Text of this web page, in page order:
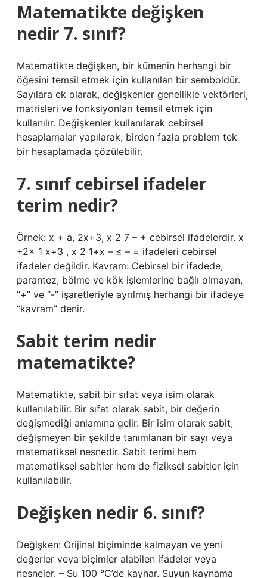
Matematikte değişken
nedir 7. sınıf?
Matematikte değişken, bir kümenin herhangi bir
öğesini temsil etmek için kullanılan bir semboldür.
Sayılara ek olarak, değişkenler genellikle vektörleri,
matrisleri ve fonksiyonları temsil etmek için
kullanılır. Değişkenler kullanılarak cebirsel
hesaplamalar yapılarak, birden fazla problem tek
bir hesaplamada çözülebilir.
7. sınıf cebirsel ifadeler
terim nedir?
Örnek: x + a, 2x+3, x 2 7 – + cebirsel ifadelerdir. x
+2x 1 x+3 , x 2 1+x – ≤ – = ifadeleri cebirsel
ifadeler değildir. Kavram: Cebirsel bir ifadede,
parantez, bölme ve kök işlemlerine bağlı olmayan,
“+” ve “-” işaretleriyle ayrılmış herhangi bir ifadeye
“kavram” denir.
Sabit terim nedir
matematikte?
Matematikte, sabit bir sıfat veya isim olarak
kullanılabilir. Bir sıfat olarak sabit, bir değerin
değişmediği anlamına gelir. Bir isim olarak sabit,
değişmeyen bir şekilde tanımlanan bir sayı veya
matematiksel nesnedir. Sabit terimi hem
matematiksel sabitler hem de fiziksel sabitler için
kullanılabilir.
Değişken nedir 6. sınıf?
Değişken: Orijinal biçiminde kalmayan ve yeni
değerler veya biçimler alabilen ifadeler veya
nesneler. – Su 100 °C’de kaynar. Suyun kaynama